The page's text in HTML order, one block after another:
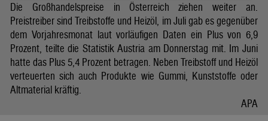
Die Großhandelspreise in Österreich ziehen weiter an.
Preistreiber sind Treibstoffe und Heizöl, im Juli gab es gegenüber
dem Vorjahresmonat laut vorläufigen Daten ein Plus von 6,9
Prozent, teilte die Statistik Austria am Donnerstag mit. Im Juni
hatte das Plus 5,4 Prozent betragen. Neben Treibstoff und Heizöl
verteuerten sich auch Produkte wie Gummi, Kunststoffe oder
Altmaterial kräftig.
APA